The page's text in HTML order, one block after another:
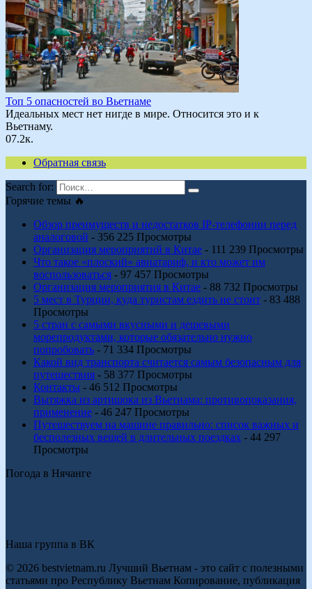
Топ 5 опасностей во Вьетнаме
Идеальных мест нет нигде в мире. Относится это и к
Вьетнаму.
07.2к.
Обратная связь
Search for:
Горячие темы 🔥
Обзор преимуществ и недостатков IP-телефонии перед
аналоговой - 356 225 Просмотры
Организация мероприятий в Китае - 111 239 Просмотры
Что такое «плоский» авиатариф, и кто может им
воспользоваться - 97 457 Просмотры
Организация мероприятия в Китае - 88 732 Просмотры
5 мест в Турции, куда туристам ездить не стоит - 83 488
Просмотры
5 стран с самыми вкусными и дешевыми
морепродуктами, которые обязательно нужно
попробовать - 71 334 Просмотры
Какой вид транспорта считается самым безопасным для
путешествия - 58 377 Просмотры
Контакты - 46 512 Просмотры
Вытяжка из артишока из Вьетнама: противопоказания,
применение - 46 247 Просмотры
Путешествуем на машине правильно: список важных и
бесполезных вещей в длительных поездках - 44 297
Просмотры
Погода в Нячанге
Наша группа в ВК
© 2026 bestvietnam.ru Лучший Вьетнам - это сайт с полезными
статьями про Республику Вьетнам Копирование, публикация